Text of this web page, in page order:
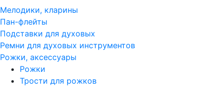
Мелодики, кларины
Пан-флейты
Подставки для духовых
Ремни для духовых инструментов
Рожки, аксессуары
Рожки
Трости для рожков